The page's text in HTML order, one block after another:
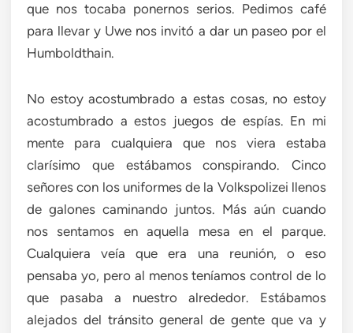
que nos tocaba ponernos serios. Pedimos café
para llevar y Uwe nos invitó a dar un paseo por el
Humboldthain.
No estoy acostumbrado a estas cosas, no estoy
acostumbrado a estos juegos de espías. En mi
mente para cualquiera que nos viera estaba
clarísimo que estábamos conspirando. Cinco
señores con los uniformes de la Volkspolizei llenos
de galones caminando juntos. Más aún cuando
nos sentamos en aquella mesa en el parque.
Cualquiera veía que era una reunión, o eso
pensaba yo, pero al menos teníamos control de lo
que pasaba a nuestro alrededor. Estábamos
alejados del tránsito general de gente que va y